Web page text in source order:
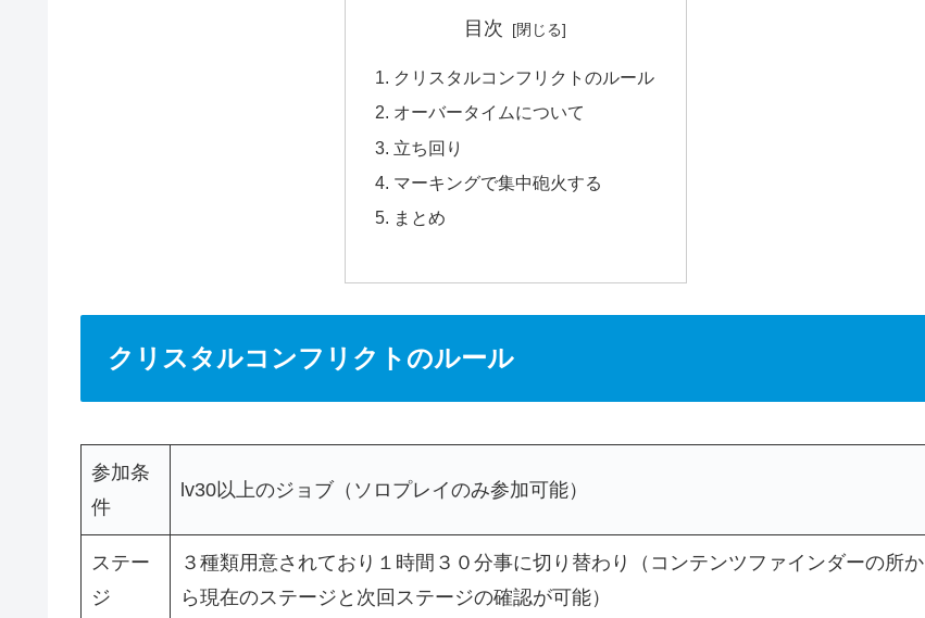
目次
クリスタルコンフリクトのルール
オーバータイムについて
立ち回り
マーキングで集中砲火する
まとめ
クリスタルコンフリクトのルール
参加条
件
lv30以上のジョブ（ソロプレイのみ参加可能）
ステー
ジ
３種類用意されており１時間３０分事に切り替わり（コンテンツファインダーの所か
ら現在のステージと次回ステージの確認が可能）